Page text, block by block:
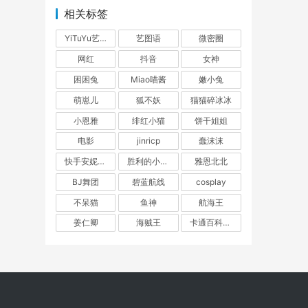
相关标签
YiTuYu艺图语 艺图语
微密圈
网红
抖音
女神
困困兔
Miao喵酱
嫩小兔
萌崽儿
狐不妖
猫猫碎冰冰
小恩雅
绯红小猫
饼干姐姐
电影
jinricp
蠢沫沫
快手安妮朵朵
胜利的小生活
雅恩北北
BJ舞团
碧蓝航线
cosplay
不呆猫
鱼神
航海王
姜仁卿
海贼王 卡通百科老王